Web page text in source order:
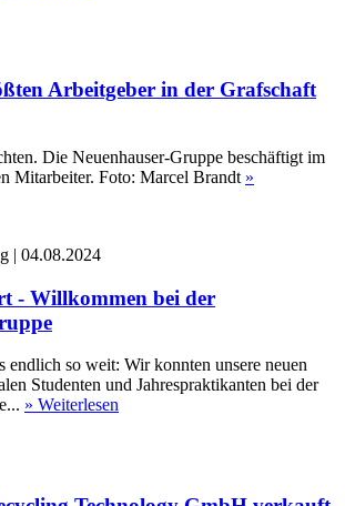
Arbeitgeber in der Grafschaft
Die Neuenhauser-Gruppe beschäftigt im
Mitarbeiter. Foto: Marcel Brandt »
| 04.08.2024
- Willkommen bei der
endlich so weit: Wir konnten unsere neuen
Studenten und Jahrespraktikanten bei der
» Weiterlesen